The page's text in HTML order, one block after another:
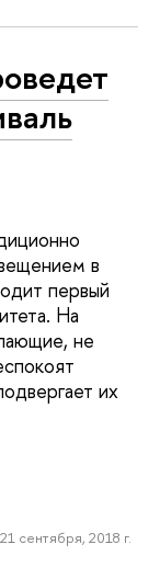
в
первый
На
не
их
21 сентября, 2018 г.